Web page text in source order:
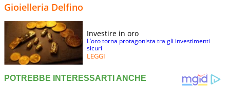
Gioielleria Delfino
Investire in oro
L’oro torna protagonista tra gli investimenti
sicuri
LEGGI